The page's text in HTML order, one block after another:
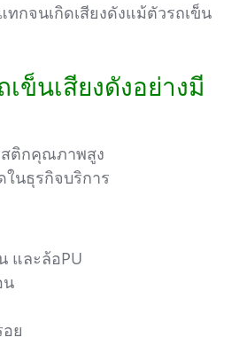
กจนเกิดเสียงดังแม้ตัวรถเข็น
ข็นเสียงดังอย่างมี
สติกคุณภาพสูง
ในธุรกิจบริการ
และล้อPU
น
ย